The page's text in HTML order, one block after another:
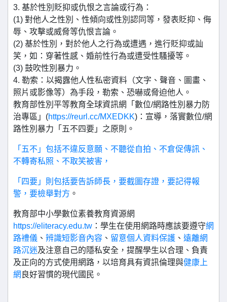
3. 基於性別貶抑或仇恨之言論或行為：
(1) 對他人之性別、性傾向或性別認同等，發表貶抑、侮
辱、攻擊或威脅等仇恨言論。
(2) 基於性別，對於他人之行為或遭遇，進行貶抑或訕
笑，如：穿著性感、婚前性行為或遭受性騷擾等。
(3) 鼓吹性別暴力。
4. 勒索：以揭露他人性私密資料（文字、聲音、圖畫、
照片或影像等）為手段，勒索、恐嚇或脅迫他人。
教育部性別平等教育全球資訊網「數位/網路性別暴力防
治專區」(https://reurl.cc/MXEDKK)：宣導，落實數位/網
路性別暴力「五不四要」之原則。
「五不」包括不違反意願、不聽從自拍、不倉促傳訊、
不轉寄私照、不取笑被害，
「四要」則包括要告訴師長，要截圖存證，要記得報
警，要檢舉對方 。
教育部中小學數位素養教育資源網
https://eliteracy.edu.tw ：學生在使用網路時應該要遵守網
路禮儀 、 辨識短影音內容 、 留意個人資料保護 、 遠離網
路沉迷及注意自己的隱私安全，提醒學生以合理、負責
及正向的方式使用網路，以培育具有資訊倫理與健康上
網 良好習慣的現代國民。